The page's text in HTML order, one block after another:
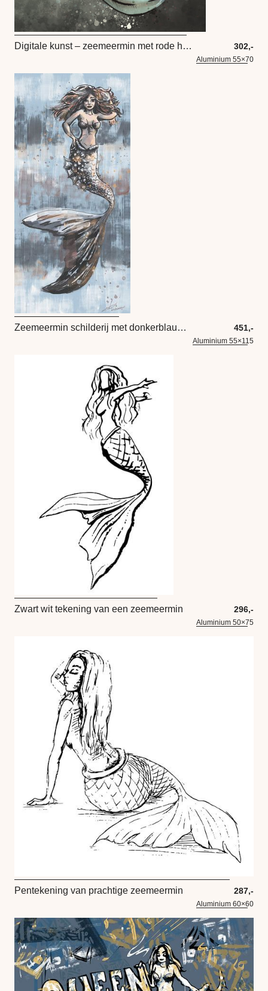
Digitale kunst – zeemeermin met rode haren 302,-
Aluminium 55×70
Zeemeermin schilderij met donkerblauw roestbruin en grijs blauwe tinten 451,-
Aluminium 55×115
Zwart wit tekening van een zeemeermin 296,-
Aluminium 50×75
Pentekening van prachtige zeemeermin 287,-
Aluminium 60×60